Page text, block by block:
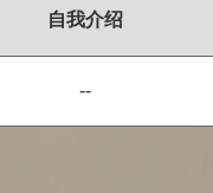
自我介绍
--